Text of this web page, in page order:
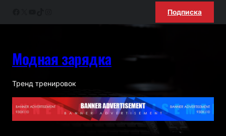
Подписка
Модная зарядка
Тренд тренировок